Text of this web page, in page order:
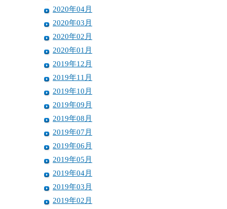
2020年04月
2020年03月
2020年02月
2020年01月
2019年12月
2019年11月
2019年10月
2019年09月
2019年08月
2019年07月
2019年06月
2019年05月
2019年04月
2019年03月
2019年02月